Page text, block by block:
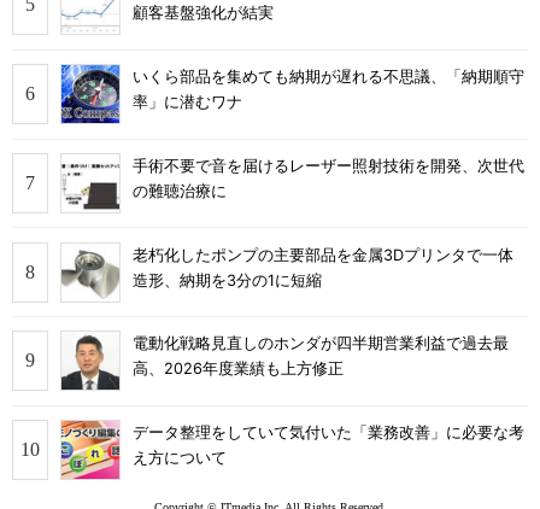
顧客基盤強化が結実
いくら部品を集めても納期が遅れる不思議、「納期順守
率」に潜むワナ
手術不要で音を届けるレーザー照射技術を開発、次世代
の難聴治療に
老朽化したポンプの主要部品を金属3Dプリンタで一体
造形、納期を3分の1に短縮
電動化戦略見直しのホンダが四半期営業利益で過去最
高、2026年度業績も上方修正
データ整理をしていて気付いた「業務改善」に必要な考
え方について